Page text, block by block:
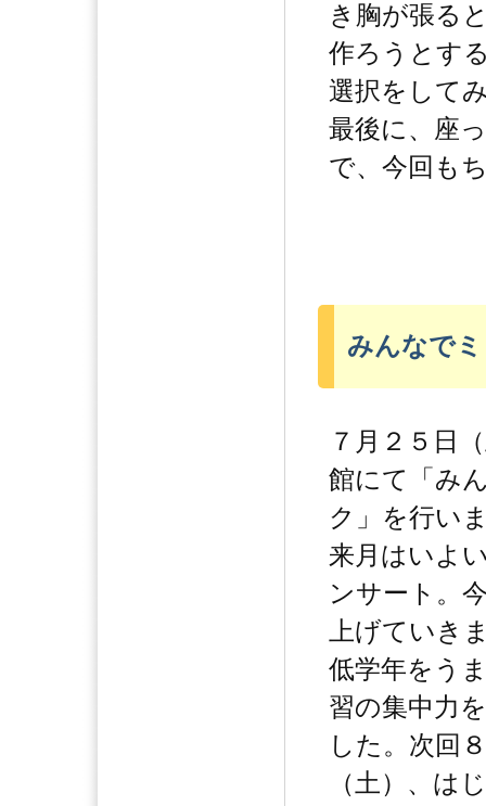
き胸が張る
作ろうとす
選択をして
最後に、座
で、今回も
みんなで
７月２５日
館にて「み
ク」を行い
来月はいよ
ンサート。
上げていき
低学年をう
習の集中力
した。次回
（土）、は